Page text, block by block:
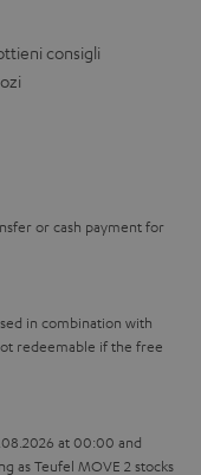
consigli
or cash payment for
in combination with
redeemable if the free
at 00:00 and
as Teufel MOVE 2 stocks